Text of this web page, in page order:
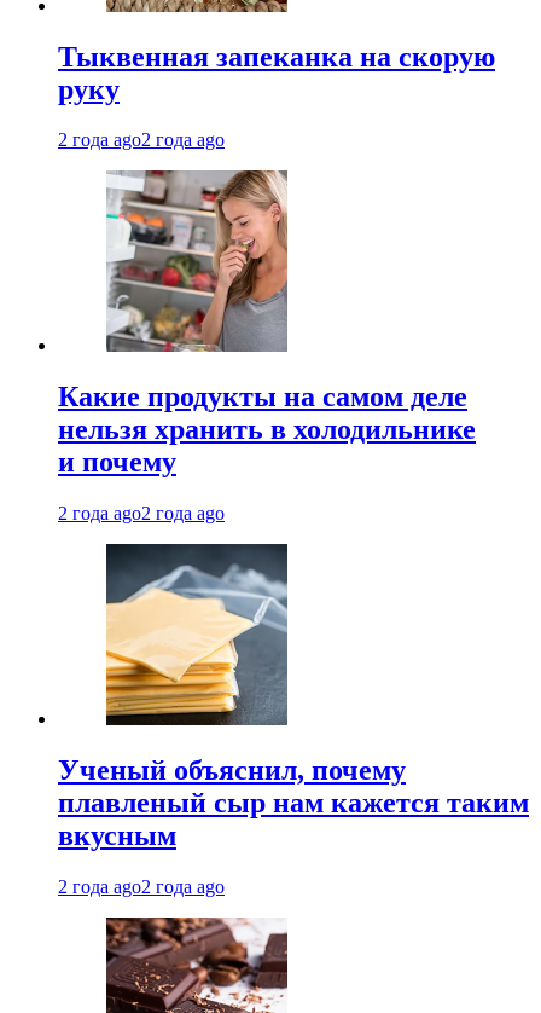
Тыквенная запеканка на скорую
руку
2 года ago2 года ago
Какие продукты на самом деле
нельзя хранить в холодильнике
и почему
2 года ago2 года ago
Ученый объяснил, почему
плавленый сыр нам кажется таким
вкусным
2 года ago2 года ago